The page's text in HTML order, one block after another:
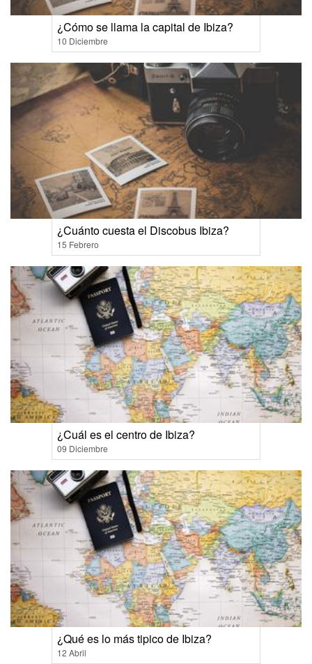
¿Cómo se llama la capital de Ibiza?
10 Diciembre
¿Cuánto cuesta el Discobus Ibiza?
15 Febrero
¿Cuál es el centro de Ibiza?
09 Diciembre
¿Qué es lo más tipico de Ibiza?
12 Abril